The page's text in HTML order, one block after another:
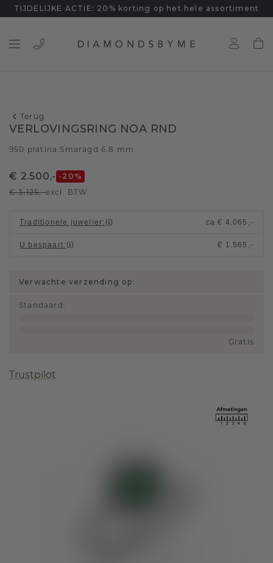
TIJDELIJKE ACTIE: 20% korting op het hele assortiment
Terug
VERLOVINGSRING NOA RND
950 platina Smaragd 6.8 mm
€ 2.500,- -20 %
€ 3.125,-excl. BTW
Traditionele juwelier: ca.€ 4.065,-
U bespaart: € 1.565,-
Verwachte verzending op:
Standaard :
Gratis
Trustpilot